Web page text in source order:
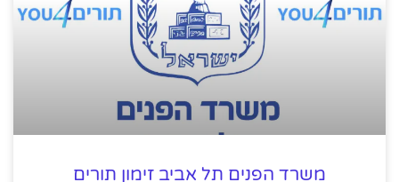
משרד הפנים תל אביב זימון תורים